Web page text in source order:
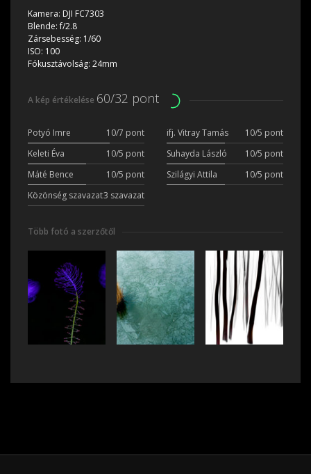
Kamera: DJI FC7303
Blende:f/2.8
Zársebesség: 1/60
ISO: 100
Fókusztávolság: 24mm
A kép értékelése 60/32 pont
Potyó Imre 10/7 pont ifj. Vitray Tamás
10/5 pont
Keleti Éva
10/5 pont Suhayda László
10/5 pont
Máté Bence
10/5 pont Szilágyi Attila
10/5 pont
Közönség szavazat3 szavazat
Több fotó a szerzőtől